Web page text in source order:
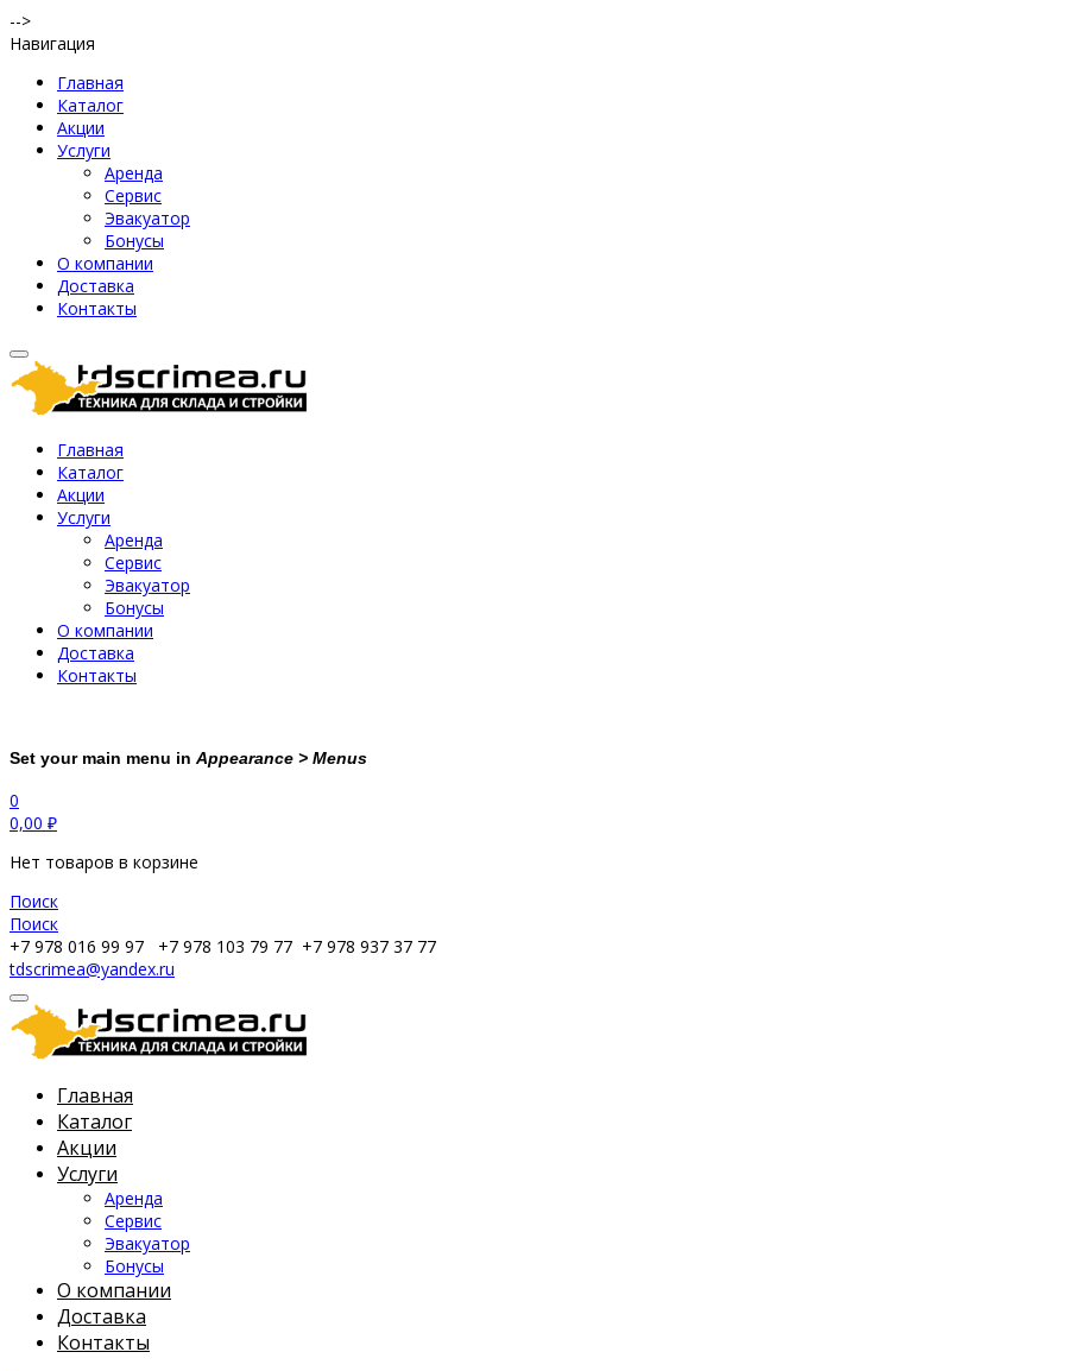
-->
Навигация
Главная
Каталог
Акции
Услуги
Аренда
Сервис
Эвакуатор
Бонусы
О компании
Доставка
Контакты
Главная
Каталог
Акции
Услуги
Аренда
Сервис
Эвакуатор
Бонусы
О компании
Доставка
Контакты
Set your main menu in Appearance > Menus
0
0,00 ₽
Нет товаров в корзине
Поиск
Поиск
+7 978 016 99 97
+7 978 103 79 77 +7 978 937 37 77
tdscrimea@yandex.ru
Главная
Каталог
Акции
Услуги
Аренда
Сервис
Эвакуатор
Бонусы
О компании
Доставка
Контакты